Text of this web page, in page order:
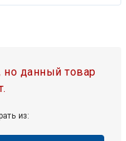
данный товар
из: